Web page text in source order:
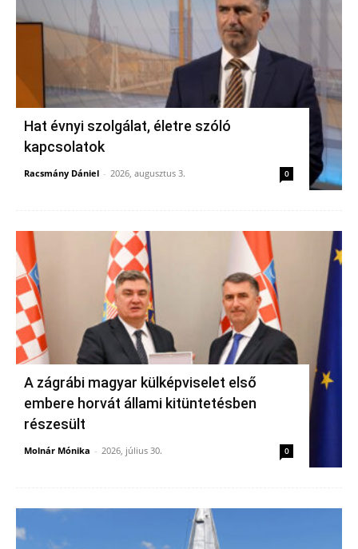
Hat évnyi szolgálat, életre szóló
kapcsolatok
Racsmány Dániel - 2026, augusztus 3. 0
A zágrábi magyar külképviselet első
embere horvát állami kitüntetésben
részesült
Molnár Mónika - 2026, július 30. 0